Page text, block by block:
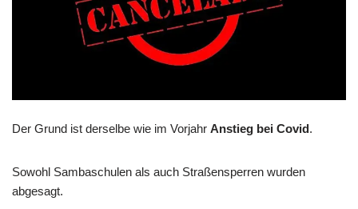
Der Grund ist derselbe wie im Vorjahr Anstieg bei Covid.
Sowohl Sambaschulen als auch Straßensperren wurden
abgesagt.